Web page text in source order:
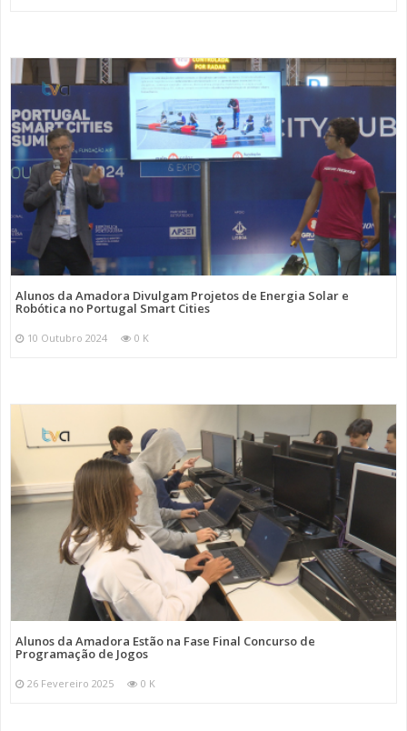
Alunos da Amadora Divulgam Projetos de Energia Solar e
Robótica no Portugal Smart Cities
10 Outubro 2024 0 K
Alunos da Amadora Estão na Fase Final Concurso de
Programação de Jogos
26 Fevereiro 2025 0 K